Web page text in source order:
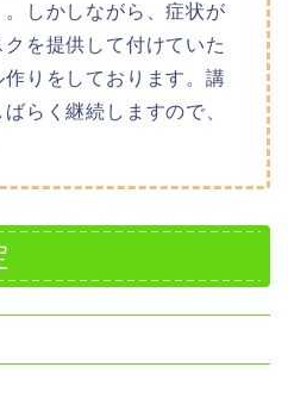
しかしながら、症状が
を提供して付けていた
りをしております。講
らく継続しますので、